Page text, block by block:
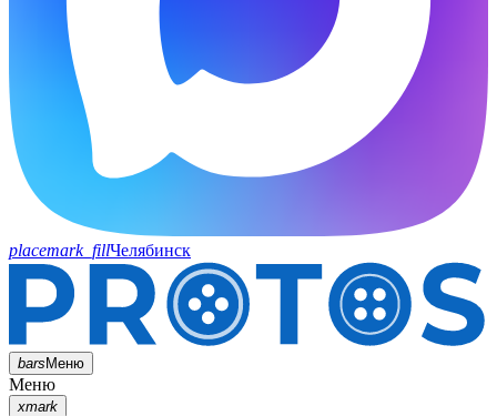
placemark_fillЧелябинск
barsМеню
Меню
xmark